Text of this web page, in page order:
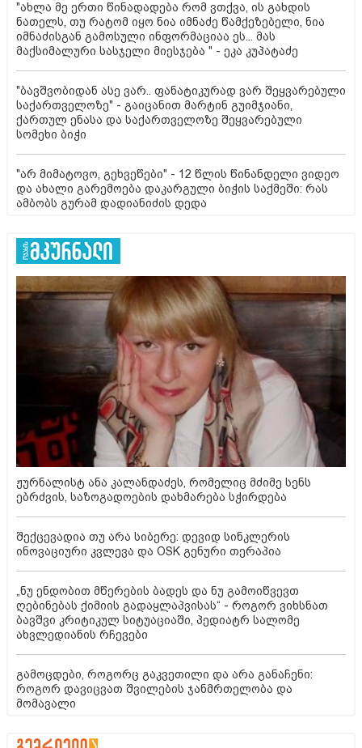
"ახლა მე ერთი წინადადება რომ ვთქვა, ის გახდის
ნათელს, თუ რატომ იყო ნია იმნაძე წამქეზებელი, ნია
იმნაძისგან გამოსული ინფორმაციაა ეს... მას
მაქსიმალური სასჯელი მიესჯება " - ეკა კუპატაძე
"ბავშვობიდან ასე ვარ.. ფანატიკურად ვარ შეყვარებული
საქართველოზე" - გაიცანით მარტინ გუიმჯიანი,
ქართულ ენასა და საქართველოზე შეყვარებული
სომეხი ბიჭი
"არ მიმატოვო, გეხვეწები" - 12 წლის წინანდელი ვიდეო
და ახალი გარემოება დაკარგული ბიჭის საქმეში: რას
ამბობს გურამ დადიანიძის დედა
ჟურნალისტ ანა კალანდაძეს, რომელიც მძიმე სენს
ებრძვის, საზოგადოების დახმარება სჭირდება
შექცევადია თუ არა სიბერე: დევიდ სინკლერის
ინოვაციური კვლევა და OSK გენური თერაპია
„ნუ ენდობით მწერების ბადეს და ნუ გამოიწვევთ
ღებინებას ქიმიის გადაყლაპვისას“ - როგორ ვიხსნათ
ბავშვი კრიტიკულ სიტუაციაში, პედიატრ სალომე
ახვლედიანის რჩევები
გამოცდები, როგორც გაკვეთილი და არა განაჩენი:
როგორ დავიცვათ შვილების ჯანმრთელობა და
მომავალი